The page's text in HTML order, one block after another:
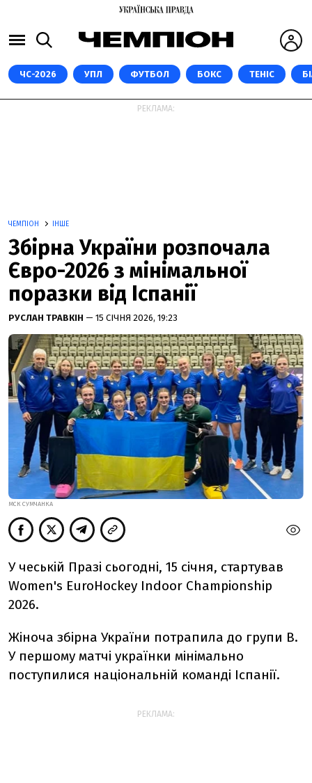
ЧС-2026 УПЛ ФУТБОЛ БОКС ТЕНІС
РЕКЛАМА:
ЧЕМПІОН ІНШЕ
Збірна України розпочала
Євро-2026 з мінімальної
поразки від Іспанії
РУСЛАН ТРАВКІН — 15 СІЧНЯ 2026, 19:23
МСК СУМЧАНКА
У чеській Празі сьогодні, 15 січня, стартував
Women's EuroHockey Indoor Championship
2026.
Жіноча збірна України потрапила до групи B.
У першому матчі українки мінімально
поступилися національній команді Іспанії.
РЕКЛАМА: